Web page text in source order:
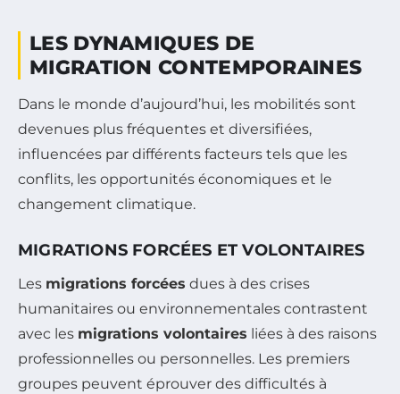
LES DYNAMIQUES DE
MIGRATION CONTEMPORAINES
Dans le monde d’aujourd’hui, les mobilités sont
devenues plus fréquentes et diversifiées,
influencées par différents facteurs tels que les
conflits, les opportunités économiques et le
changement climatique.
MIGRATIONS FORCÉES ET VOLONTAIRES
Les migrations forcées dues à des crises
humanitaires ou environnementales contrastent
avec les migrations volontaires liées à des raisons
professionnelles ou personnelles. Les premiers
groupes peuvent éprouver des difficultés à